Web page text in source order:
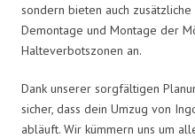
sondern bieten auch
Demontage und Montage der
Halteverbotszonen an.
Dank unserer sorgfältigen
sicher, dass dein Umzug von
abläuft. Wir kümmern uns um